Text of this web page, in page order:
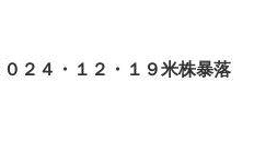
０２４・１２・１９米株暴落